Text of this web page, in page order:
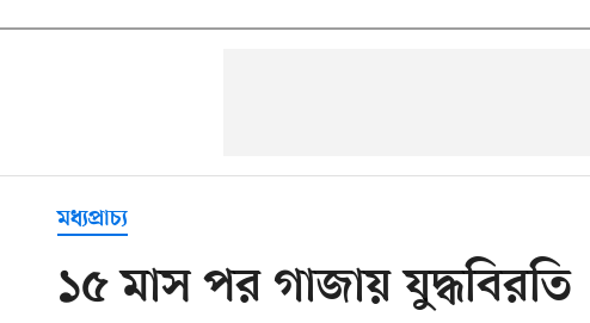
মধ্যপ্রাচ্য
১৫ মাস পর গাজায় যুদ্ধবিরতি